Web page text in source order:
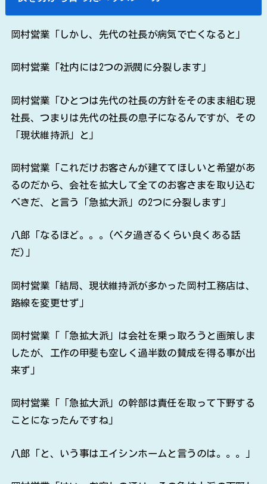
岡村営業「しかし、先代の社長が病気で亡くなると」
岡村営業「社内には2つの派閥に分裂します」
岡村営業「ひとつは先代の社長の方針をそのまま組む現
社長、つまりは先代の社長の息子になるんですが、その
「現状維持派」と」
岡村営業「これだけお客さんが建ててほしいと希望があ
るのだから、会社を拡大して全てのお客さまを取り込む
べきだ、と言う「急拡大派」の2つに分裂します」
八郎「なるほど。。。(ベタ過ぎるくらい良くある話
だ)」
岡村営業「結局、現状維持派が多かった岡村工務店は、
路線を変更せず」
岡村営業「「急拡大派」は会社を乗っ取ろうと画策しま
したが、工作の甲斐も空しく過半数の賛成を得る事が出
来ず」
岡村営業「「急拡大派」の幹部は責任を取って下野する
ことになったんですね」
八郎「と、いう事はエイシンホームと言うのは。。。」